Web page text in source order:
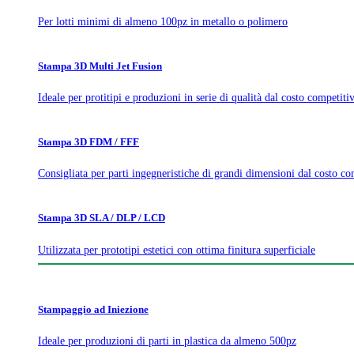
Per lotti minimi di almeno 100pz in metallo o polimero
Stampa 3D Multi Jet Fusion
Ideale per protitipi e produzioni in serie di qualità dal costo
Stampa 3D FDM / FFF
Consigliata per parti ingegneristiche di grandi dimensioni dal costo
Stampa 3D SLA / DLP / LCD
Utilizzata per prototipi estetici con ottima finitura superficiale
Stampaggio ad Iniezione
Ideale per produzioni di parti in plastica da almeno 500pz